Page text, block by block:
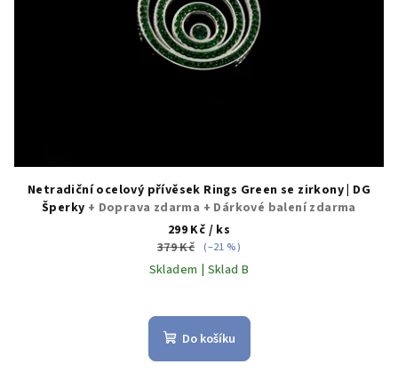
Netradiční ocelový přívěsek Rings Green se zirkony | DG
Šperky + Doprava zdarma + Dárkové balení zdarma
299 Kč / ks
379 Kč (–21 %)
Skladem | Sklad B
Do košíku